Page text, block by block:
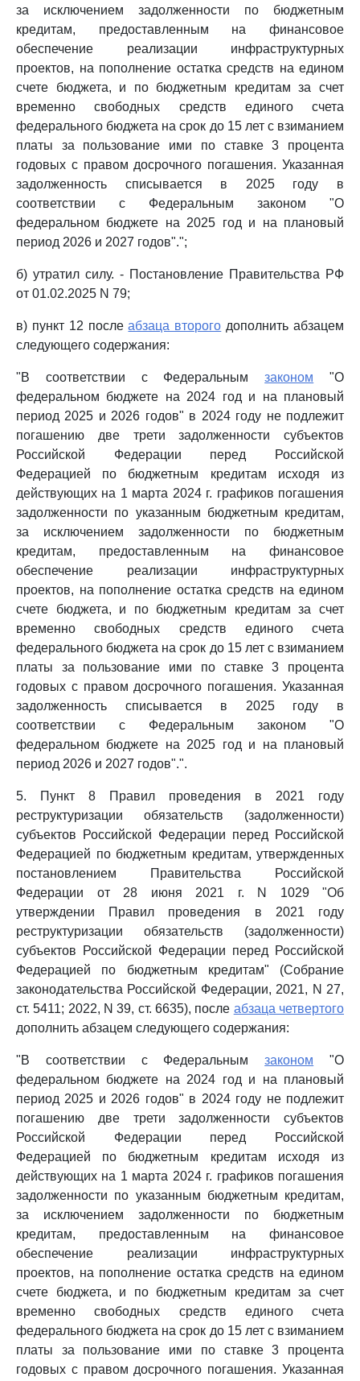
за исключением задолженности по бюджетным
кредитам, предоставленным на финансовое
обеспечение реализации инфраструктурных
проектов, на пополнение остатка средств на едином
счете бюджета, и по бюджетным кредитам за счет
временно свободных средств единого счета
федерального бюджета на срок до 15 лет с взиманием
платы за пользование ими по ставке 3 процента
годовых с правом досрочного погашения. Указанная
задолженность списывается в 2025 году в
соответствии с Федеральным законом "О
федеральном бюджете на 2025 год и на плановый
период 2026 и 2027 годов".";
б) утратил силу. - Постановление Правительства РФ
от 01.02.2025 N 79;
в) пункт 12 послеабзаца второго дополнить абзацем
следующего содержания:
"В соответствии с Федеральнымзаконом "О
федеральном бюджете на 2024 год и на плановый
период 2025 и 2026 годов" в 2024 году не подлежит
погашению две трети задолженности субъектов
Российской Федерации перед Российской
Федерацией по бюджетным кредитам исходя из
действующих на 1 марта 2024 г. графиков погашения
задолженности по указанным бюджетным кредитам,
за исключением задолженности по бюджетным
кредитам, предоставленным на финансовое
обеспечение реализации инфраструктурных
проектов, на пополнение остатка средств на едином
счете бюджета, и по бюджетным кредитам за счет
временно свободных средств единого счета
федерального бюджета на срок до 15 лет с взиманием
платы за пользование ими по ставке 3 процента
годовых с правом досрочного погашения. Указанная
задолженность списывается в 2025 году в
соответствии с Федеральным законом "О
федеральном бюджете на 2025 год и на плановый
период 2026 и 2027 годов".".
5. Пункт 8 Правил проведения в 2021 году
реструктуризации обязательств (задолженности)
субъектов Российской Федерации перед Российской
Федерацией по бюджетным кредитам, утвержденных
постановлением Правительства Российской
Федерации от 28 июня 2021 г. N 1029 "Об
утверждении Правил проведения в 2021 году
реструктуризации обязательств (задолженности)
субъектов Российской Федерации перед Российской
Федерацией по бюджетным кредитам" (Собрание
законодательства Российской Федерации, 2021, N 27,
ст. 5411; 2022, N 39, ст. 6635), после абзаца четвертого
дополнить абзацем следующего содержания:
"В соответствии с Федеральнымзаконом "О
федеральном бюджете на 2024 год и на плановый
период 2025 и 2026 годов" в 2024 году не подлежит
погашению две трети задолженности субъектов
Российской Федерации перед Российской
Федерацией по бюджетным кредитам исходя из
действующих на 1 марта 2024 г. графиков погашения
задолженности по указанным бюджетным кредитам,
за исключением задолженности по бюджетным
кредитам, предоставленным на финансовое
обеспечение реализации инфраструктурных
проектов, на пополнение остатка средств на едином
счете бюджета, и по бюджетным кредитам за счет
временно свободных средств единого счета
федерального бюджета на срок до 15 лет с взиманием
платы за пользование ими по ставке 3 процента
годовых с правом досрочного погашения. Указанная